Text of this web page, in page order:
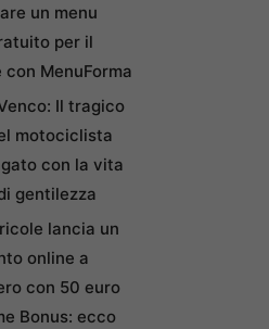
un menu
per il
MenuForma
Il tragico
motociclista
con la vita
gentilezza
lancia un
online a
con 50 euro
Bonus: ecco